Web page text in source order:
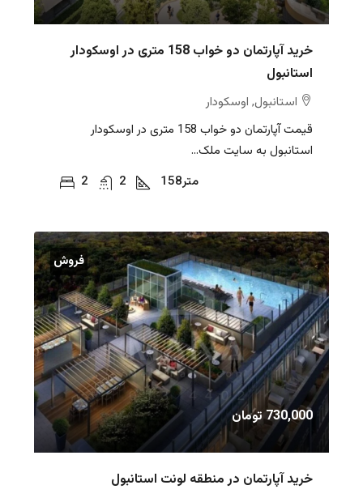
خرید آپارتمان دو خواب 158 متری در اوسکودار
استانبول
استانبول, اوسکودار
قیمت آپارتمان دو خواب 158 متری در اوسکودار
استانبول به سایت ملک...
2
2 158متر
فروش
730,000 تومان
خرید آپارتمان در منطقه لونت استانبول